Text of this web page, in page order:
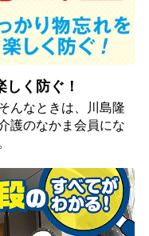
しく防ぐ！
んなときは、川島隆
護のなかま会員にな